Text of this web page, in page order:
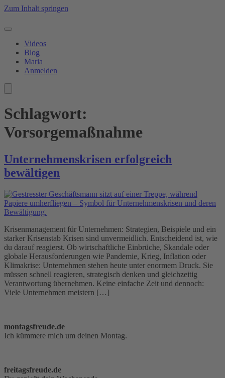
Zum Inhalt springen
Videos
Blog
Maria
Anmelden
Schlagwort:
Vorsorgemaßnahme
Unternehmenskrisen erfolgreich
bewältigen
Krisenmanagement für Unternehmen: Strategien, Beispiele und ein
starker Krisenstab Krisen sind unvermeidlich. Entscheidend ist, wie
du darauf reagierst. Ob wirtschaftliche Einbrüche, Skandale oder
globale Herausforderungen wie Pandemie, Krieg, Inflation oder
Klimakrise: Unternehmen stehen heute unter enormem Druck. Sie
müssen schnell reagieren, strategisch denken und gleichzeitig
Verantwortung übernehmen. Keine einfache Zeit und dennoch:
Viele Unternehmen meistern […]
montagsfreude.de
Ich kümmere mich um deinen Montag.
freitagsfreude.de